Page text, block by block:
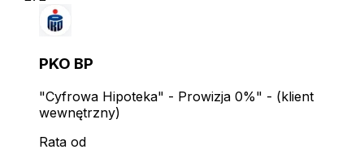
PKO BP
"Cyfrowa Hipoteka" - Prowizja 0%" - (klient
wewnętrzny)
Rata od